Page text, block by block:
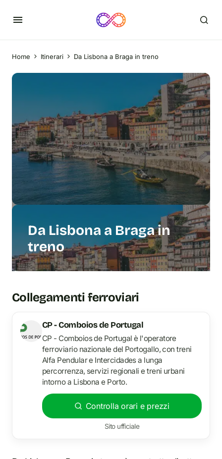
Home Itinerari Da Lisbona a Braga in treno
Da Lisbona a Braga in
treno
Collegamenti ferroviari
CP - Comboios de Portugal
CP - Comboios de Portugal è l'operatore
ferroviario nazionale del Portogallo, con treni
Alfa Pendular e Intercidades a lunga
percorrenza, servizi regionali e treni urbani
intorno a Lisbona e Porto.
Controlla orari e prezzi
Sito ufficiale